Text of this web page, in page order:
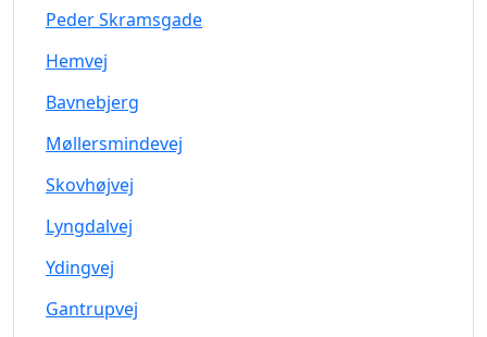
Peder Skramsgade
Hemvej
Bavnebjerg
Møllersmindevej
Skovhøjvej
Lyngdalvej
Ydingvej
Gantrupvej